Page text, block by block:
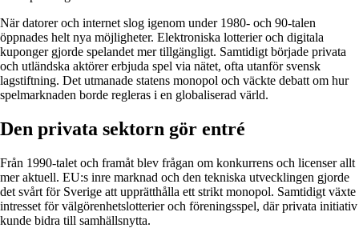
När datorer och internet slog igenom under 1980- och 90-talen
öppnades helt nya möjligheter. Elektroniska lotterier och digitala
kuponger gjorde spelandet mer tillgängligt. Samtidigt började privata
och utländska aktörer erbjuda spel via nätet, ofta utanför svensk
lagstiftning. Det utmanade statens monopol och väckte debatt om hur
spelmarknaden borde regleras i en globaliserad värld.
Den privata sektorn gör entré
Från 1990-talet och framåt blev frågan om konkurrens och licenser allt
mer aktuell. EU:s inre marknad och den tekniska utvecklingen gjorde
det svårt för Sverige att upprätthålla ett strikt monopol. Samtidigt växte
intresset för välgörenhetslotterier och föreningsspel, där privata initiativ
kunde bidra till samhällsnytta.